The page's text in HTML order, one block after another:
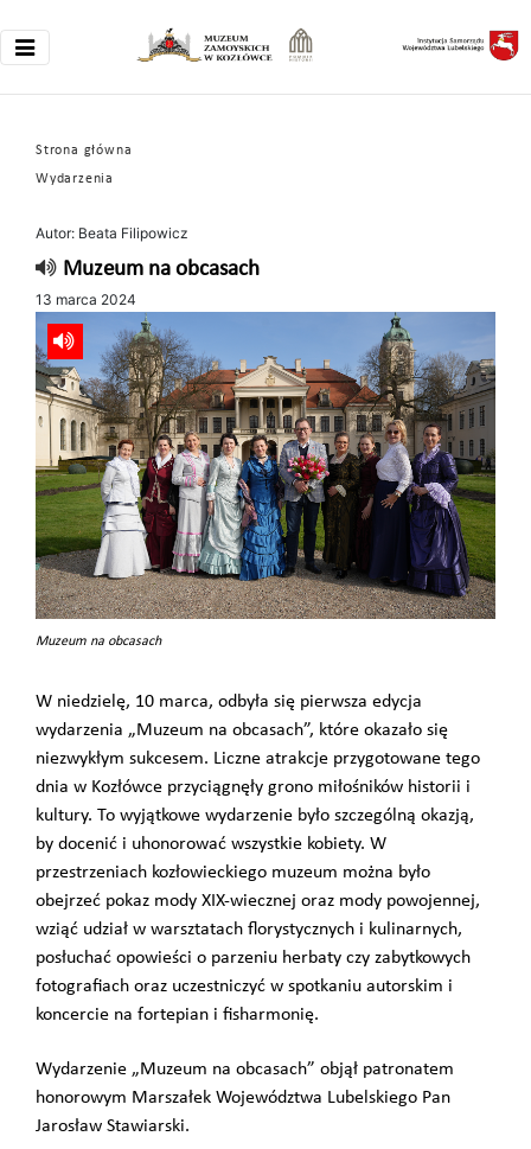
Strona główna
Wydarzenia
Autor: Beata Filipowicz
Muzeum na obcasach
13 marca 2024
Muzeum na obcasach
W niedzielę, 10 marca, odbyła się pierwsza edycja
wydarzenia „Muzeum na obcasach”, które okazało się
niezwykłym sukcesem. Liczne atrakcje przygotowane tego
dnia w Kozłówce przyciągnęły grono miłośników historii i
kultury. To wyjątkowe wydarzenie było szczególną okazją,
by docenić i uhonorować wszystkie kobiety. W
przestrzeniach kozłowieckiego muzeum można było
obejrzeć pokaz mody XIX-wiecznej oraz mody powojennej,
wziąć udział w warsztatach florystycznych i kulinarnych,
posłuchać opowieści o parzeniu herbaty czy zabytkowych
fotografiach oraz uczestniczyć w spotkaniu autorskim i
koncercie na fortepian i fisharmonię.
Wydarzenie „Muzeum na obcasach” objął patronatem
honorowym Marszałek Województwa Lubelskiego Pan
Jarosław Stawiarski.